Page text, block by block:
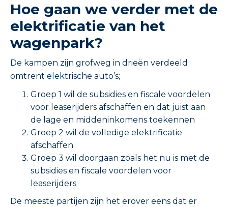
Hoe gaan we verder met de
elektrificatie van het
wagenpark?
De kampen zijn grofweg in drieën verdeeld
omtrent elektrische auto’s;
Groep 1 wil de subsidies en fiscale voordelen
voor leaserijders afschaffen en dat juist aan
de lage en middeninkomens toekennen
Groep 2 wil de volledige elektrificatie
afschaffen
Groep 3 wil doorgaan zoals het nu is met de
subsidies en fiscale voordelen voor
leaserijders
De meeste partijen zijn het erover eens dat er